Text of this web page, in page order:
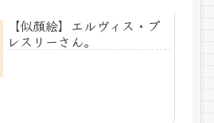
【似顔絵】エルヴィス・プ
レスリーさん。